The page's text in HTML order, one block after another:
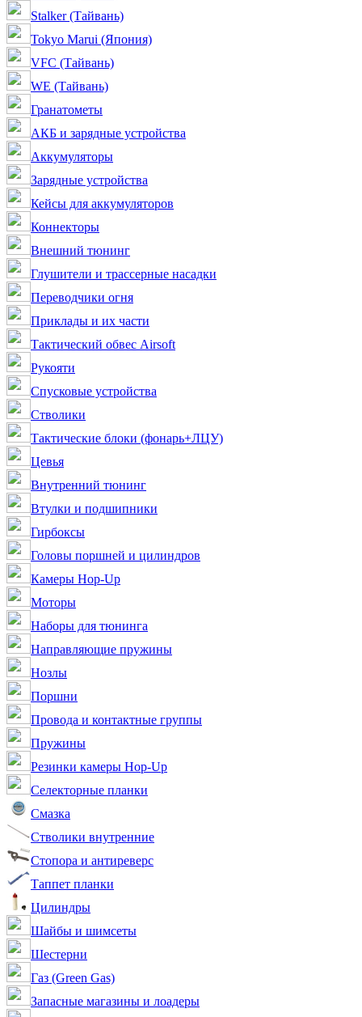
Stalker (Тайвань)
Tokyo Marui (Япония)
VFC (Тайвань)
WE (Тайвань)
Гранатометы
АКБ и зарядные устройства
Аккумуляторы
Зарядные устройства
Кейсы для аккумуляторов
Коннекторы
Внешний тюнинг
Глушители и трассерные насадки
Переводчики огня
Приклады и их части
Тактический обвес Airsoft
Рукояти
Спусковые устройства
Стволики
Тактические блоки (фонарь+ЛЦУ)
Цевья
Внутренний тюнинг
Втулки и подшипники
Гирбоксы
Головы поршней и цилиндров
Камеры Hop-Up
Моторы
Наборы для тюнинга
Направляющие пружины
Нозлы
Поршни
Провода и контактные группы
Пружины
Резинки камеры Hop-Up
Селекторные планки
Смазка
Стволики внутренние
Стопора и антиреверс
Таппет планки
Цилиндры
Шайбы и шимсеты
Шестерни
Газ (Green Gas)
Запасные магазины и лоадеры